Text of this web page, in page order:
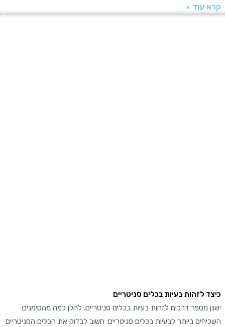
»
לזהות בעיות בכלים סניטריים
מספר דרכים לזהות בעיות בכלים סניטריים. להלן כמה מהסימנים
ביותר לבעיות בכלים סניטריים: חשוב לבדוק את הכלים הסניטריים